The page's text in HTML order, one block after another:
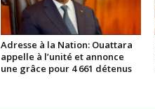
Adresse à la Nation: Ouattara
appelle à l’unité et annonce
une grâce pour 4 661 détenus